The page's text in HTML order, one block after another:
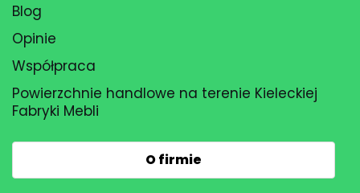
Blog
Opinie
Współpraca
Powierzchnie handlowe na terenie Kieleckiej
Fabryki Mebli
O firmie